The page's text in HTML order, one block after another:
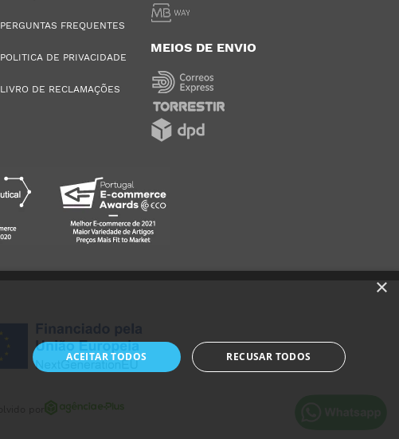
PERGUNTAS FREQUENTES
POLITICA DE PRIVACIDADE
LIVRO DE RECLAMAÇÕES
MEIOS DE ENVIO
×
ACEITAR TODOS RECUSAR TODOS